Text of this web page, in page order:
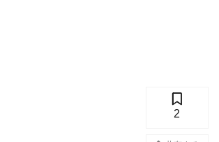
2